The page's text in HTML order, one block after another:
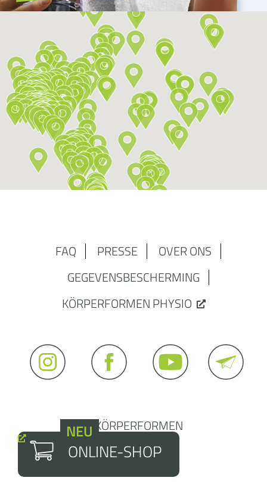
ONLINE-SHOP
NEU
FAQ PRESSE
OVER ONS
GEGEVENSBESCHERMING
KÖRPERFORMEN PHYSIO
© KÖRPERFORMEN